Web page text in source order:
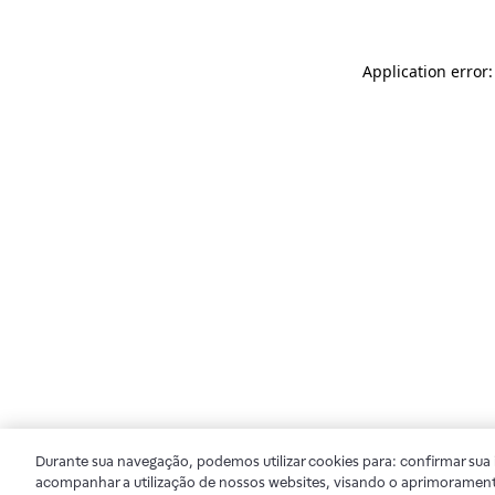
Application
Durante sua navegação, podemos utilizar cookies para: confirmar
acompanhar a utilização de nossos websites, visando o